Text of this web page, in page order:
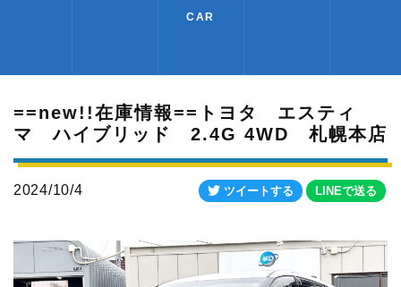
CAR
==new!!在庫情報==トヨタ エスティ
マ ハイブリッド 2.4G 4WD 札幌本店
2024/10/4 ツイートする LINEで送る